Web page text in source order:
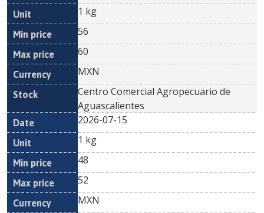
1 kg
56
60
MXN
Centro Comercial Agropecuario de
Aguascalientes
2026-07-15
1 kg
48
52
MXN